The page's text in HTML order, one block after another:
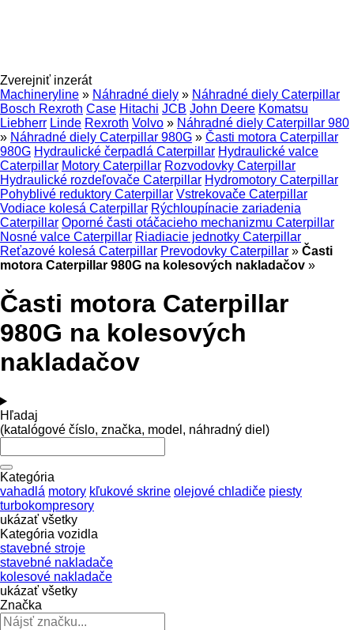
Zverejniť inzerát
Machineryline » Náhradné diely » Náhradné diely Caterpillar
Bosch Rexroth Case Hitachi JCB John Deere Komatsu
Liebherr Linde Rexroth Volvo » Náhradné diely Caterpillar 980
» Náhradné diely Caterpillar 980G » Časti motora Caterpillar
980G Hydraulické čerpadlá Caterpillar Hydraulické valce
Caterpillar Motory Caterpillar Rozvodovky Caterpillar
Hydraulické rozdeľovače Caterpillar Hydromotory Caterpillar
Pohyblivé reduktory Caterpillar Vstrekovače Caterpillar
Vodiace kolesá Caterpillar Rýchloupínacie zariadenia
Caterpillar Oporné časti otáčacieho mechanizmu Caterpillar
Nosné valce Caterpillar Riadiacie jednotky Caterpillar
Reťazové kolesá Caterpillar Prevodovky Caterpillar » Časti
motora Caterpillar 980G na kolesových nakladačov »
Časti motora Caterpillar
980G na kolesových
nakladačov
Hľadaj
(katalógové číslo, značka, model, náhradný diel)
Kategória
vahadlá motory kľukové skrine olejové chladiče piesty
turbokompresory
ukázať všetky
Kategória vozidla
stavebné stroje
stavebné nakladače
kolesové nakladače
ukázať všetky
Značka